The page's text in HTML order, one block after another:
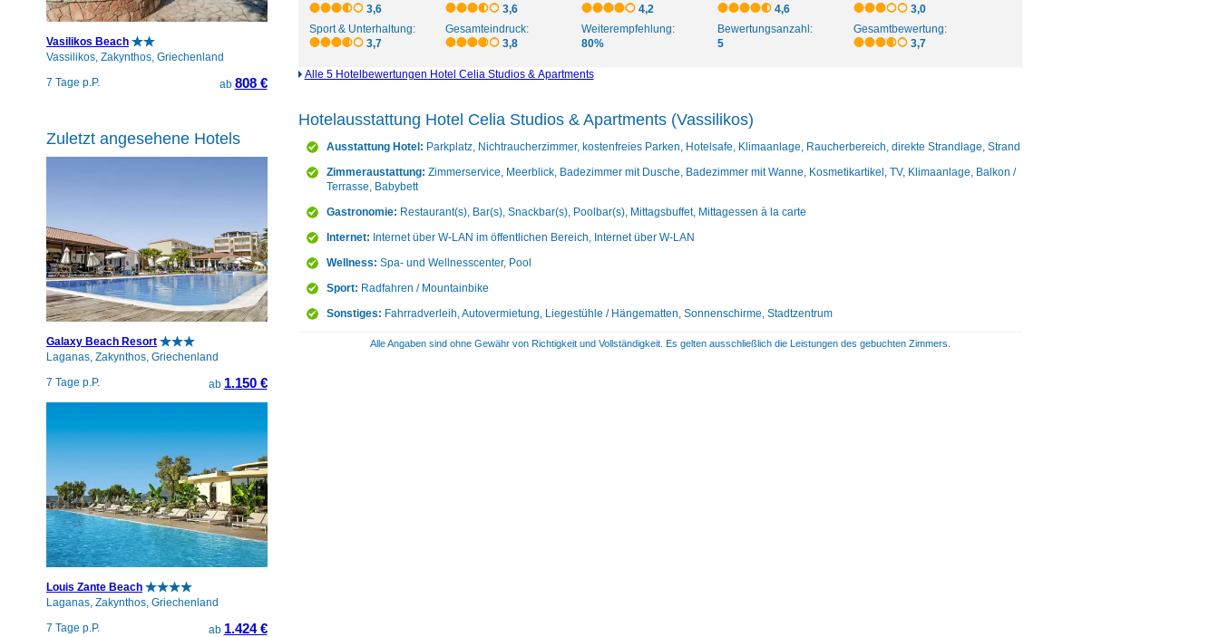
3,6
3,6
4,2
4,6
3,0
Sport & Unterhaltung:
3,7
Gesamteindruck:
3,8
Weiterempfehlung:
80%
Bewertungsanzahl:
5
Gesamtbewertung:
3,7
Alle 5 Hotelbewertungen Hotel Celia Studios & Apartments
Hotelausstattung Hotel Celia Studios & Apartments (Vassilikos)
Ausstattung Hotel: Parkplatz, Nichtraucherzimmer, kostenfreies Parken, Hotelsafe, Klimaanlage, Raucherbereich, direkte Strandlage, Strand
Zimmeraustattung: Zimmerservice, Meerblick, Badezimmer mit Dusche, Badezimmer mit Wanne, Kosmetikartikel, TV, Klimaanlage, Balkon /
Terrasse, Babybett
Gastronomie: Restaurant(s), Bar(s), Snackbar(s), Poolbar(s), Mittagsbuffet, Mittagessen à la carte
Internet: Internet über W-LAN im öffentlichen Bereich, Internet über W-LAN
Wellness: Spa- und Wellnesscenter, Pool
Sport: Radfahren / Mountainbike
Sonstiges: Fahrradverleih, Autovermietung, Liegestühle / Hängematten, Sonnenschirme, Stadtzentrum
Alle Angaben sind ohne Gewähr von Richtigkeit und Vollständigkeit. Es gelten ausschließlich die Leistungen des gebuchten Zimmers.
Vasilikos Beach
Vassilikos, Zakynthos, Griechenland
7 Tage p.P.
ab 808 €
Zuletzt angesehene Hotels
Galaxy Beach Resort
Laganas, Zakynthos, Griechenland
7 Tage p.P.
ab 1.150 €
Louis Zante Beach
Laganas, Zakynthos, Griechenland
7 Tage p.P.
ab 1.424 €